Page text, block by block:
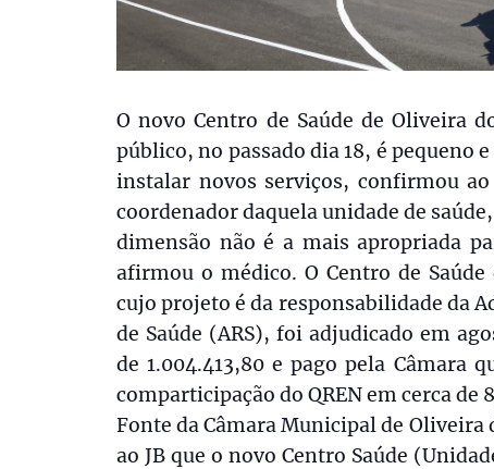
O novo Centro de Saúde de Oliveira
público, no passado dia 18, é pequeno
instalar novos serviços, confirmou
coordenador daquela unidade de
dimensão não é a mais apropriada
afirmou o médico. O Centro de
cujo projeto é da responsabilidade da
de Saúde (ARS), foi adjudicado em
de 1.004.413,80 e pago pela Câmara
comparticipação do QREN em cerca de
Fonte da Câmara Municipal de
ao JB que o novo Centro Saúde